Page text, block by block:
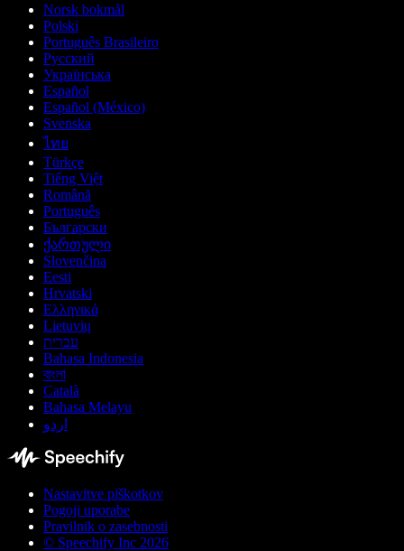
Norsk bokmål
Polski
Português Brasileiro
Русский
Українська
Español
Español (México)
Svenska
ไทย
Türkçe
Tiếng Việt
Română
Português
Български
ქართული
Slovenčina
Eesti
Hrvatski
Ελληνικά
Lietuvių
עברית
Bahasa Indonesia
বাংলা
Català
Bahasa Melayu
اردو
Nastavitve piškotkov
Pogoji uporabe
Pravilnik o zasebnosti
© Speechify Inc 2026